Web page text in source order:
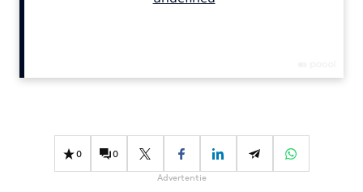
Design
Diversiteit
Effectiviteit
0 0
Advertentie